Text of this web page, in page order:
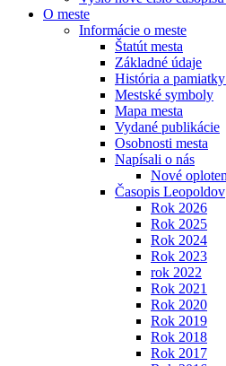
O meste
Informácie o meste
Štatút mesta
Základné údaje
História a pamiatky
Mestské symboly
Mapa mesta
Vydané publikácie
Osobnosti mesta
Napísali o nás
Nové
Časopis Leopoldov
Rok 2026
Rok 2025
Rok 2024
Rok 2023
rok 2022
Rok 2021
Rok 2020
Rok 2019
Rok 2018
Rok 2017